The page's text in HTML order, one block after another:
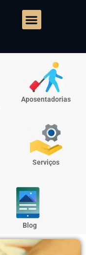
Aposentadorias
Serviços
Blog